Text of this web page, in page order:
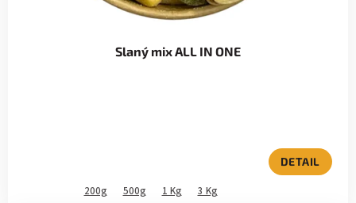
Slaný mix ALL IN ONE
DETAIL
200g 500g 1 Kg 3 Kg